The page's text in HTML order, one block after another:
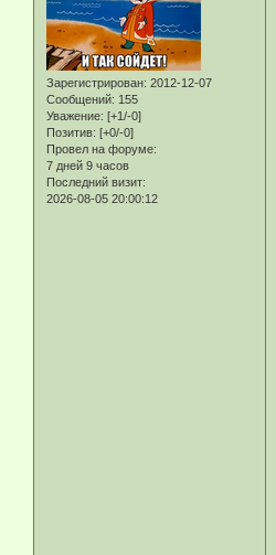
Зарегистрирован: 2012-12-07
Сообщений: 155
Уважение: [+1/-0]
Позитив: [+0/-0]
Провел на форуме:
7 дней 9 часов
Последний визит:
2026-08-05 20:00:12